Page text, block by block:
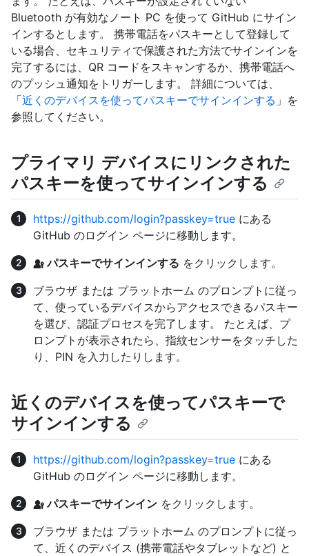
Bluetooth が有効なノート PC を使って GitHub にサイン
インするとします。 携帯電話をパスキーとして登録して
いる場合、セキュリティで保護された方法でサインインを
完了するには、QR コードをスキャンするか、携帯電話へ
のプッシュ通知をトリガーします。 詳細については、
「近くのデバイスを使ってパスキーでサインインする 」を
参照してください。
プライマリ デバイスにリンクされた
パスキーを使ってサインインする
https://github.com/login?passkey=true にある
GitHub のログイン ページに移動します。
パスキーでサインインする をクリックします。
ブラウザ または プラットホーム のプロンプトに従っ
て、使っているデバイスからアクセスできるパスキー
を選び、認証プロセスを完了します。 たとえば、プ
ロンプトが表示されたら、指紋センサーをタッチした
り、PIN を入力したりします。
近くのデバイスを使ってパスキーで
サインインする
https://github.com/login?passkey=true にある
GitHub のログイン ページに移動します。
パスキーでサインイン をクリックします。
ブラウザ または プラットホーム のプロンプトに従っ
て、近くのデバイス (携帯電話やタブレットなど) と